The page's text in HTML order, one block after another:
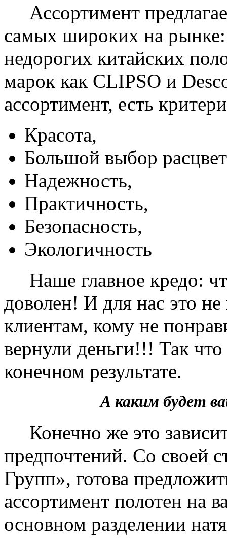
Ассортимент
самых широких на
недорогих китайских
марок как CLIPSO и
ассортимент, есть
Красота,
Большой выбор
Надежность,
Практичность,
Безопасность,
Экологичность
Наше главное кредо:
доволен! И для нас это
клиентам, кому не
вернули деньги!!! Так
конечном результате.
А каким будет
Конечно же это
предпочтений. Со своей
Групп», готова
ассортимент полотен на
основном разделении